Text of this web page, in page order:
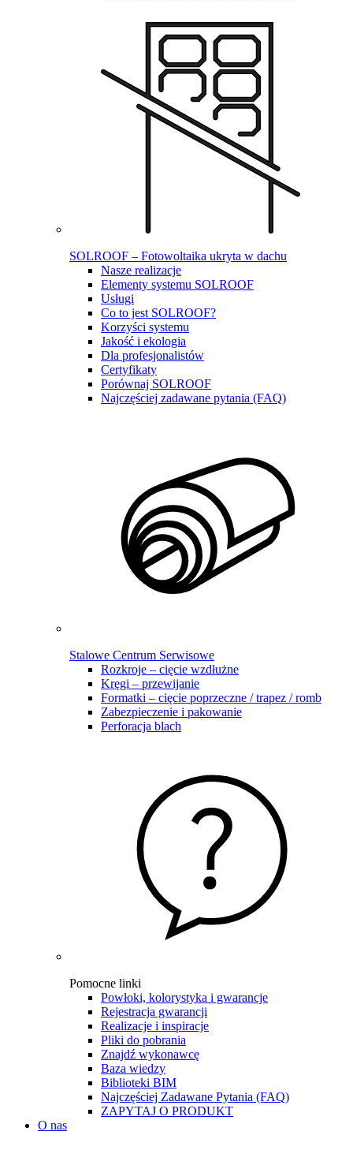
SOLROOF – Fotowoltaika ukryta w dachu
Nasze realizacje
Elementy systemu SOLROOF
Usługi
Co to jest SOLROOF?
Korzyści systemu
Jakość i ekologia
Dla profesjonalistów
Certyfikaty
Porównaj SOLROOF
Najczęściej zadawane pytania (FAQ)
Stalowe Centrum Serwisowe
Rozkroje – cięcie wzdłużne
Kręgi – przewijanie
Formatki – cięcie poprzeczne / trapez / romb
Zabezpieczenie i pakowanie
Perforacja blach
Pomocne linki
Powłoki, kolorystyka i gwarancje
Rejestracja gwarancji
Realizacje i inspiracje
Pliki do pobrania
Znajdź wykonawcę
Baza wiedzy
Biblioteki BIM
Najczęściej Zadawane Pytania (FAQ)
ZAPYTAJ O PRODUKT
O nas